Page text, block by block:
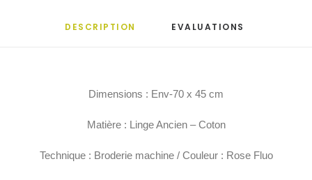
DESCRIPTION EVALUATIONS
Dimensions : Env-70 x 45 cm
Matière : Linge Ancien – Coton
Technique : Broderie machine / Couleur : Rose Fluo